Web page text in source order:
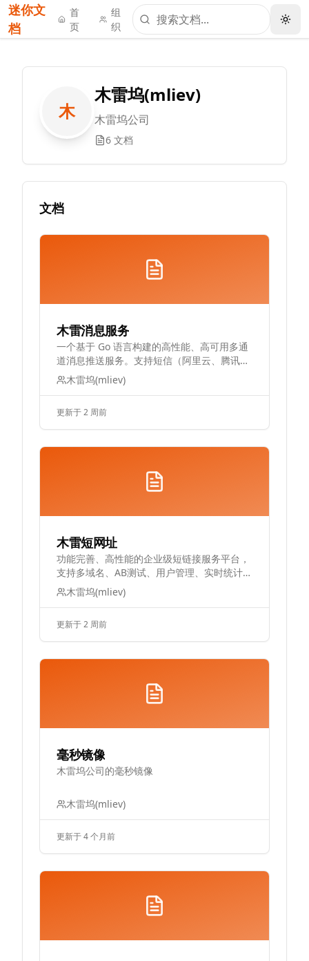
迷你文
档
首
页
组
织
木
木雷坞(mliev)
木雷坞公司
6 文档
文档
木雷消息服务
一个基于 Go 语言构建的高性能、高可用多通
道消息推送服务。支持短信（阿里云、腾讯
云、掌榕网）、邮件、企业微信、钉钉等多种
通道，内置规则引擎实现发送失败自动重试与
靠投递。具备异步队列、熔断器、限流、配额
管理等企业级特性，提供完善的管理后台和
API。
木雷坞(mliev)
更新于 2 周前
木雷短网址
功能完善、高性能的企业级短链接服务平台，
支持多域名、AB测试、用户管理、实时统计等
功能。
木雷坞(mliev)
更新于 2 周前
毫秒镜像
木雷坞公司的毫秒镜像
木雷坞(mliev)
更新于 4 个月前